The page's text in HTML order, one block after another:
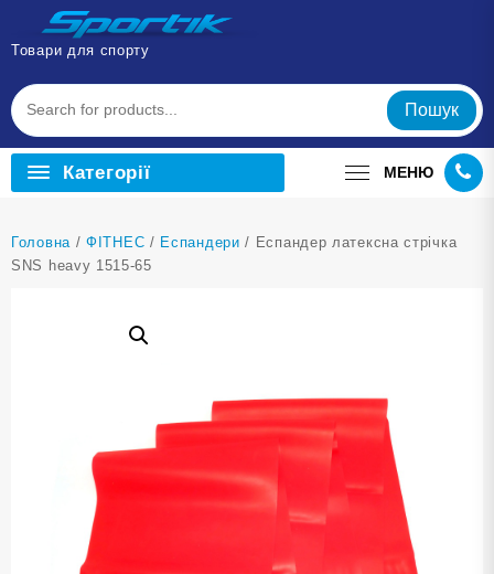
Перейти
вмісту
Товари для спорту
Пошук
Категорії МЕНЮ
Головна /ФІТНЕС / Еспандери / Еспандер латексна стрічка
SNS heavy 1515-65